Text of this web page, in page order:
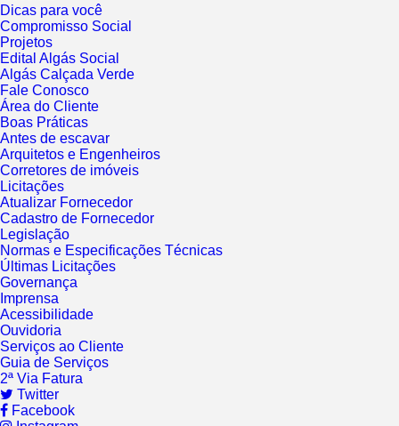
Dicas para você
Compromisso Social
Projetos
Edital Algás Social
Algás Calçada Verde
Fale Conosco
Área do Cliente
Boas Práticas
Antes de escavar
Arquitetos e Engenheiros
Corretores de imóveis
Licitações
Atualizar Fornecedor
Cadastro de Fornecedor
Legislação
Normas e Especificações Técnicas
Últimas Licitações
Governança
Imprensa
Acessibilidade
Ouvidoria
Serviços ao Cliente
Guia de Serviços
2ª Via Fatura
Twitter
Facebook